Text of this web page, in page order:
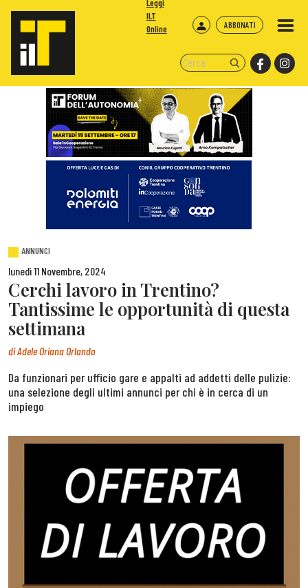
ABBONATI
Leggi
ILT
Online
ANNUNCI
lunedì 11 Novembre, 2024
Cerchi lavoro in Trentino?
Tantissime le opportunità di questa
settimana
diAdele Oriana Orlando
Da funzionari per ufficio gare e appalti ad addetti delle pulizie:
una selezione degli ultimi annunci per chi è in cerca di un
impiego